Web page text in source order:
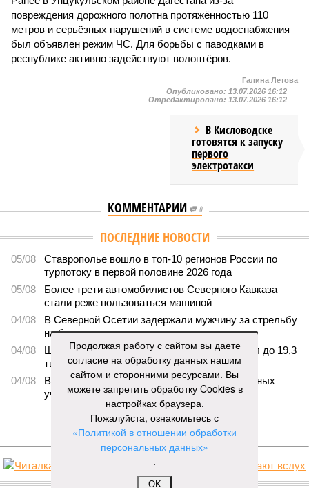
повреждения дорожного полотна протяжённостью 110
метров и серьёзных нарушений в системе водоснабжения
был объявлен режим ЧС. Для борьбы с паводками в
республике активно задействуют волонтёров.
Галина Летова
Опубликовано: 13.07.2026 16:12
Отредактировано: 13.07.2026 16:12
В Кисловодске
готовятся к запуску
первого
электротакси
КОММЕНТАРИИ 0
ПОСЛЕДНИЕ НОВОСТИ
05/08
Ставрополье вошло в топ-10 регионов России по
турпотоку в первой половине 2026 года
05/08
Более трети автомобилистов Северного Кавказа
стали реже пользоваться машиной
04/08
В Северной Осетии задержали мужчину за стрельбу
на базе отдыха
04/08
Школьный набор на Ставрополье подорожал до 19,3
тысячи рублей
04/08
В Дагестане нашли почти 3,9 тысячи земельных
участков под жилую застройку
ЕЩЕ НОВОСТИ
НОВОСТИ ПАРТНЕРОВ
Продолжая работу с сайтом вы даете
согласие на обработку данных нашим
сайтом и сторонними ресурсами. Вы
можете запретить обработку Cookies в
настройках браузера.
Пожалуйста, ознакомьтесь с
«Политикой в отношении обработки
персональных данных»
.
OK